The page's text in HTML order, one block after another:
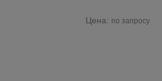
Цена: по запросу